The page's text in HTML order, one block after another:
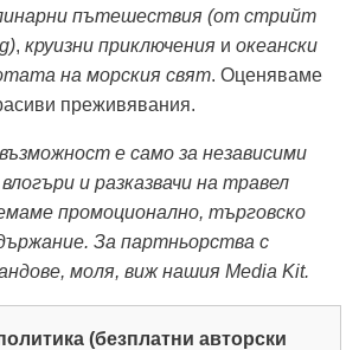
пътешествия (от стрийт
, круизни приключения и океански
на морския свят. Оценяваме
преживявания.
е само за независими
и разказвачи на травел
промоционално, търговско
За партньорства с
моля, виж нашия Media Kit.
(безплатни авторски